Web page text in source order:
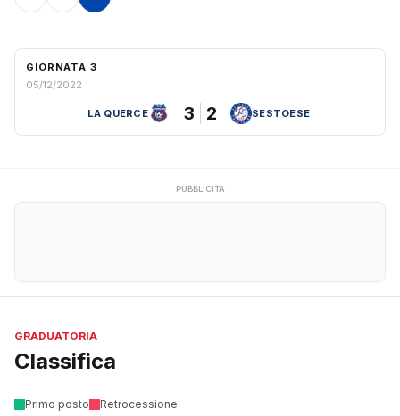
GIORNATA 3
05/12/2022
LA QUERCE 3 2 SESTOESE
PUBBLICITÀ
GRADUATORIA
Classifica
Primo posto Retrocessione